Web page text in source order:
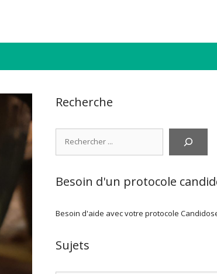
Recherche
Besoin d'un protocole
Besoin d'aide avec votre protocole
Sujets